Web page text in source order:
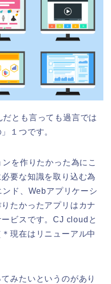
とも言っても過言では
１つです。
を作りたかった為にこ
要な知識を取り込む為
ド、Webアプリケーシ
たかったアプリはカナ
ビスです。CJ cloudと
現在はリニューアル中
みたいというのがあり